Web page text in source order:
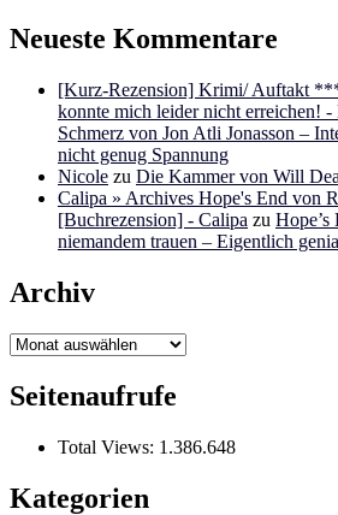
Neueste Kommentare
[Kurz-Rezension] Krimi/ Auftakt
konnte mich leider nicht erreichen!
Schmerz von Jon Atli Jonasson –
nicht genug Spannung
Nicole zu Die Kammer von Will
Calipa » Archives Hope's End von
[Buchrezension] - Calipa zu Hope’s
niemandem trauen – Eigentlich
Archiv
Archiv
Seitenaufrufe
Total Views: 1.386.648
Kategorien